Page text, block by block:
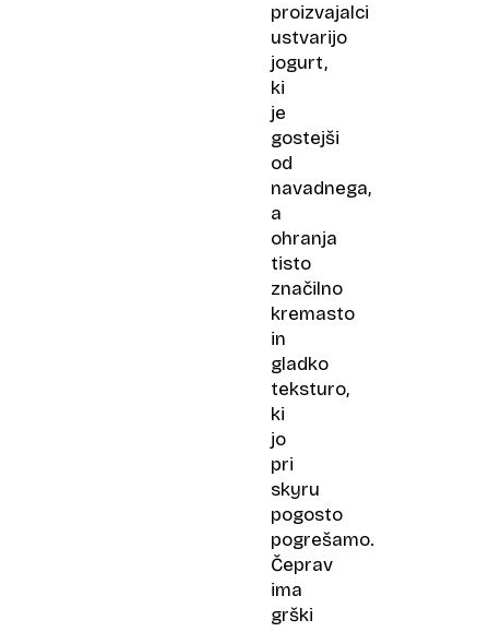
proizvajalci
ustvarijo
jogurt,
ki
je
gostejši
od
navadnega,
a
ohranja
tisto
značilno
kremasto
in
gladko
teksturo,
ki
jo
pri
skyru
pogosto
pogrešamo.
Čeprav
ima
grški